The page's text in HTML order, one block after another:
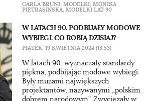
CARLA BRUNI, MODELKI, MONIKA
PIETRASIŃSKA, MODELKI LAT 90
W LATACH 90. PODBIJAŁY MODOWE
WYBIEGI. CO ROBIĄ DZISIAJ?
PIĄTEK, 19 KWIETNIA 2024 (13:53)
W latach 90. wyznaczały standardy
piękna, podbijając modowe wybiegi.
Były muzami największych
projektantów, nazywanymi „polskim
dobrem narodowym”. Zwyciężały w